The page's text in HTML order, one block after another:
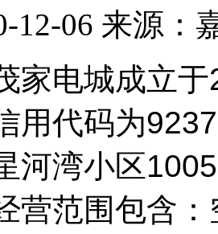
12-06 来源：
家电城成立
用代码为
河湾小区
营范围包含